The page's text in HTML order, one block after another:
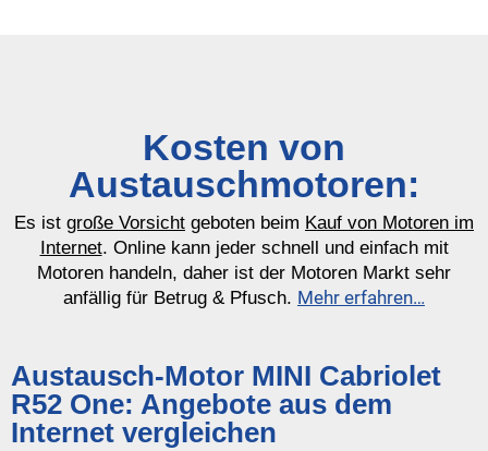
Kosten von
Austauschmotoren:
Es ist große Vorsicht geboten beim Kauf von Motoren im
Internet. Online kann jeder schnell und einfach mit
Motoren handeln, daher ist der Motoren Markt sehr
anfällig für Betrug & Pfusch. Mehr erfahren…
Austausch-Motor MINI Cabriolet
R52 One: Angebote aus dem
Internet vergleichen